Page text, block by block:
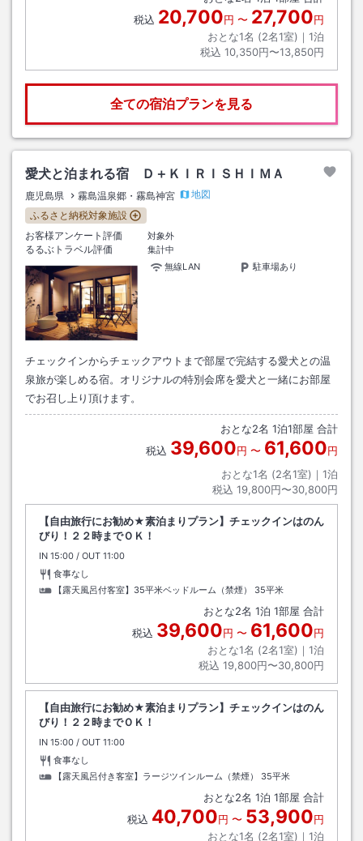
税込 20,700円 〜 27,700円
おとな1名 (2名1室)｜ 1泊
税込 10,350円〜13,850円
全ての宿泊プランを見る
愛犬と泊まれる宿 Ｄ＋ＫＩＲＩＳＨＩＭＡ
鹿児島県 霧島温泉郷・霧島神宮
地図
ふるさと納税対象施設
お客様アンケート評価
対象外
るるぶトラベル評価
集計中
無線LAN
駐車場あり
チェックインからチェックアウトまで部屋で完結する愛犬との温
泉旅が楽しめる宿。オリジナルの特別会席を愛犬と一緒にお部屋
でお召し上り頂けます。
おとな2名 1泊1部屋 合計
税込 39,600円 〜 61,600円
おとな1名 (2名1室)｜ 1泊
税込 19,800円〜30,800円
【自由旅行にお勧め★素泊まりプラン】チェックインはのん
びり！２２時までＯＫ！
IN チェックイン
15:00 / OUT チェックアウト
11:00
食事なし
【露天風呂付客室】35平米ベッドルーム（禁煙）
35平米
おとな2名 1泊 1部屋 合計
税込 39,600円 〜 61,600円
おとな1名 (2名1室)｜ 1泊
税込 19,800円〜30,800円
【自由旅行にお勧め★素泊まりプラン】チェックインはのん
びり！２２時までＯＫ！
IN チェックイン
15:00 / OUT チェックアウト
11:00
食事なし
【露天風呂付き客室】ラージツインルーム（禁煙）
35平米
おとな2名 1泊 1部屋 合計
税込 40,700円 〜 53,900円
おとな1名 (2名1室)｜ 1泊